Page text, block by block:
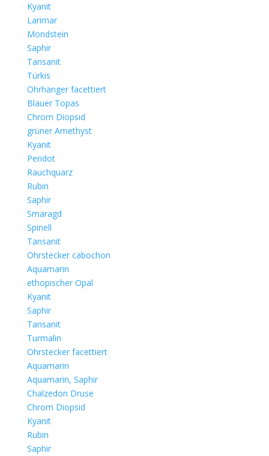
Kyanit
Larimar
Mondstein
Saphir
Tansanit
Türkis
Ohrhänger facettiert
Blauer Topas
Chrom Diopsid
grüner Amethyst
Kyanit
Peridot
Rauchquarz
Rubin
Saphir
Smaragd
Spinell
Tansanit
Ohrstecker cabochon
Aquamarin
ethopischer Opal
Kyanit
Saphir
Tansanit
Turmalin
Ohrstecker facettiert
Aquamarin
Aquamarin, Saphir
Chalzedon Druse
Chrom Diopsid
Kyanit
Rubin
Saphir